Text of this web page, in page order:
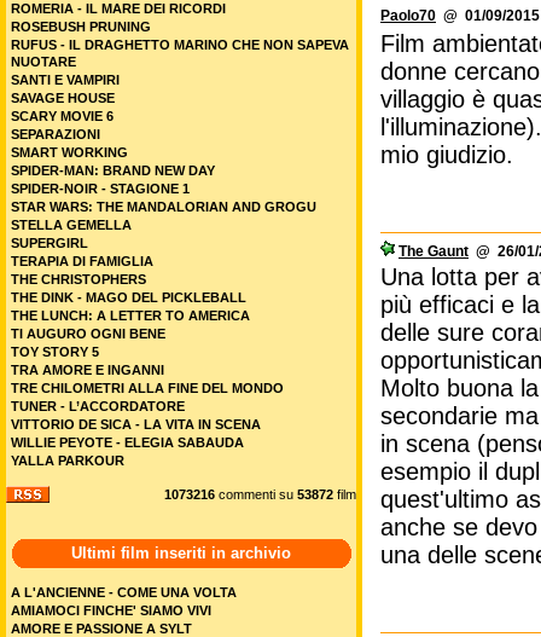
Paolo70 @ 01/09/
Film
donne
villaggio è
mio giudizio.
The Gaunt @ 26/
Una lotta per
più efficaci e
delle sure
Molto buona
secondarie
in scena
esempio il
quest'ultimo
anche se
una delle
ROMERIA - IL MARE DEI RICORDI
ROSEBUSH PRUNING
RUFUS - IL DRAGHETTO MARINO CHE NON SAPEVA
NUOTARE
SANTI E VAMPIRI
SAVAGE HOUSE
SCARY MOVIE 6
SEPARAZIONI
SMART WORKING
SPIDER-MAN: BRAND NEW DAY
SPIDER-NOIR - STAGIONE 1
STAR WARS: THE MANDALORIAN AND GROGU
STELLA GEMELLA
SUPERGIRL
TERAPIA DI FAMIGLIA
THE CHRISTOPHERS
THE DINK - MAGO DEL PICKLEBALL
THE LUNCH: A LETTER TO AMERICA
TI AUGURO OGNI BENE
TOY STORY 5
TRA AMORE E INGANNI
TRE CHILOMETRI ALLA FINE DEL MONDO
TUNER - L’ACCORDATORE
VITTORIO DE SICA - LA VITA IN SCENA
WILLIE PEYOTE - ELEGIA SABAUDA
YALLA PARKOUR
1073216 commenti su 53872 film
Ultimi film inseriti in archivio
A L'ANCIENNE - COME UNA VOLTA
AMIAMOCI FINCHE' SIAMO VIVI
AMORE E PASSIONE A SYLT